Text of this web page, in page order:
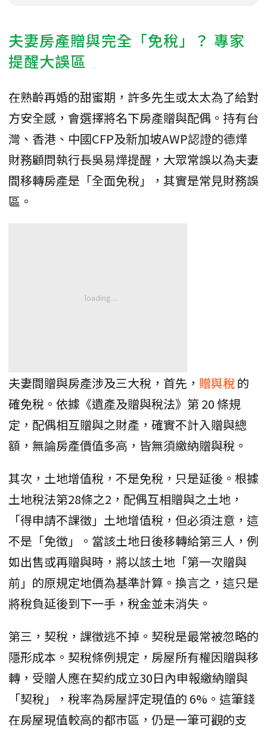
夫妻房產贈與完全「免稅」？ 專家
提醒大誤區
​在熟齡再婚的甜蜜期，許多先生或太太為了給對
方安全感，會選擇將名下房產贈與配偶。持有台
灣、香港、中國CFP及新加坡AWP認證的德燁
財務顧問執行長吳易燁提醒，大眾常誤以為夫妻
間移轉房產是「全面免稅」，其實是常見財務誤
區。
​夫妻間贈與房產涉及三大稅，首先， 贈與稅的
確免稅。依據《遺產及贈與稅法》第 20 條規
定，配偶相互贈與之財產，確實不計入贈與總
額，無論房產價值多高，皆無須繳納贈與稅。
其次，​土地增值稅，不是免稅，只是延後。根據
土地稅法第28條之2，配偶互相贈與之土地，
「得申請不課徵」土地增值稅，但必須注意，這
不是「免徵」。當該土地日後移轉給第三人，例
如出售或再贈與時，將以該土地「第一次贈與
前」的原規定地價為基準計算。換言之，這只是
將稅負延後到下一手，稅金並未消失。
第三，​契稅，課徵逃不掉。契稅是最常被忽略的
隱形成本。契稅條例規定，房屋所有權因贈與移
轉，受贈人應在契約成立30日內申報繳納贈與
「契稅」，稅率為房屋評定現值的 6%。這筆錢
在房屋現值較高的都市區，仍是一筆可觀的支